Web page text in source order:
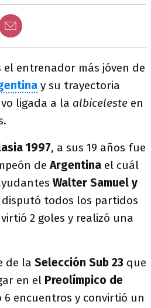
el entrenador más jóven de
y su trayectoria
ligada a la albiceleste en
1997, a sus 19 años fue
deArgentina el cuál
Walter Samuel y
disputó todos los partidos
2 goles y realizó una
de la Selección Sub 23 que
en el Preolímpico de
encuentros y convirtió un